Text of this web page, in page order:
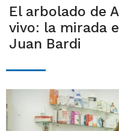
El arbolado de
vivo: la mirada
Juan Bardi